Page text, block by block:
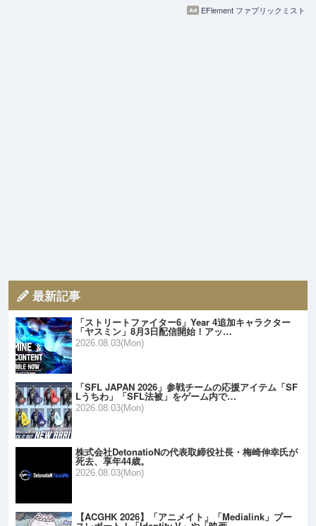
EFlement ファブリックミスト
最新記事
「ストリートファイター6」Year 4追加キャラクター
「ヤスミン」8月3日配信開始！アッ…
2026.08.03(Mon)
「SFL JAPAN 2026」参戦チームの応援アイテム「SF
Lうちわ」「SFL法被」をゲーム内で…
2026.08.03(Mon)
株式会社DetonatioNの代表取締役社長・梅崎伸幸氏が
死去、享年44歳。
2026.08.03(Mon)
【ACGHK 2026】「アニメイト」「Medialink」ブー